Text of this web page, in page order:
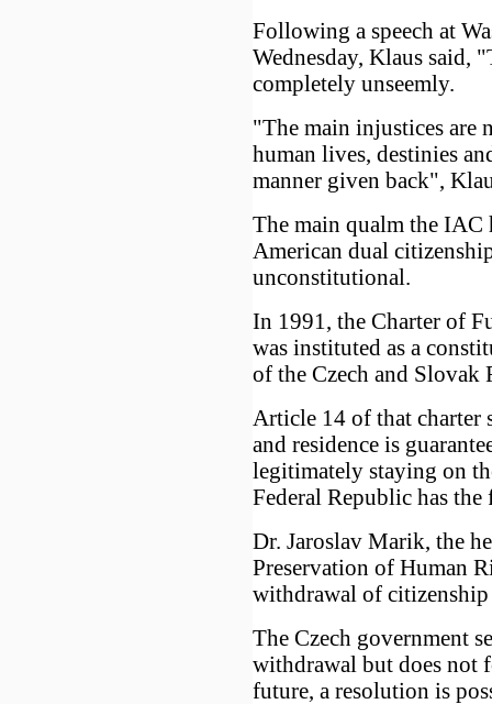
Following a speech at
Wednesday, Klaus said,
completely unseemly.
"The main injustices are
human lives, destinies
manner given back",
The main qualm the IAC
American dual
unconstitutional.
In 1991, the Charter of
was instituted as a
of the Czech and Slovak
Article 14 of that charter
and residence is
legitimately staying on
Federal Republic has
Dr. Jaroslav Marik, the
Preservation of Human
withdrawal of
The Czech government
withdrawal but does not
future, a resolution is